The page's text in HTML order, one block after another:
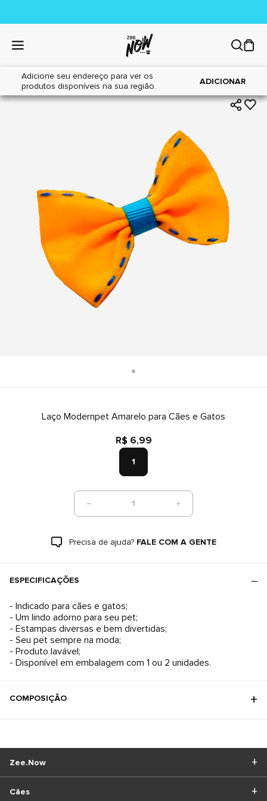
Adicione seu endereço para ver os
produtos disponíveis na sua região.
ADICIONAR
Home|Cães|Acessórios
Laço Modernpet Amarelo para Cães e Gatos
R$ 6,99
1
1
Precisa de ajuda? FALE COM A GENTE
ESPECIFICAÇÕES
- Indicado para cães e gatos;
- Um lindo adorno para seu pet;
- Estampas diversas e bem divertidas;
- Seu pet sempre na moda;
- Produto lavável;
- Disponível em embalagem com 1 ou 2 unidades.
COMPOSIÇÃO
Cães
Zee.Now